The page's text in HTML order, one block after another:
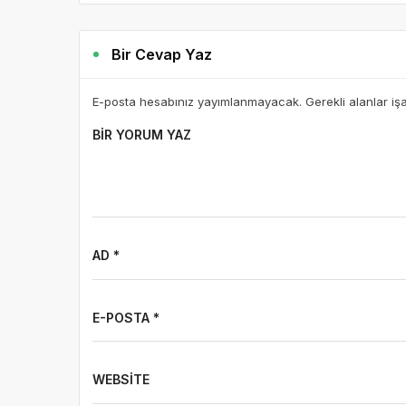
Bir Cevap Yaz
E-posta hesabınız yayımlanmayacak. Gerekli alanlar
BIR YORUM YAZ
AD *
E-POSTA *
WEBSITE